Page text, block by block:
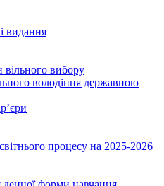
видання
вільного вибору
володіння державною
процесу на 2025-2026